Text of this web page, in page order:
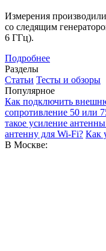
Измерения
со следящим
6 ГГц).
Подробнее
Разделы
Статьи Тесты и обзоры
Популярное
Как подключить
сопротивление 50 или
такое усиление
антенну для Wi-Fi? Как
В Москве: